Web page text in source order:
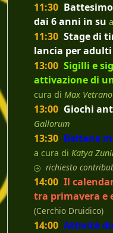
11:30
dai 6 anni in su
11:30 Stage di
lancia per adulti
13:00 Sigilli e
attivazione di
cura di Max Vetrano
13:00 Giochi
Gallorum
13:30 Beltane
a cura di Katya
richiesto
14:00 Il
tra primavera e
(Cerchio Druidico)
14:00 Attività